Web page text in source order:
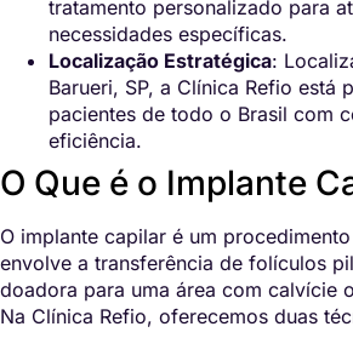
tratamento personalizado para
necessidades específicas.
Localização Estratégica:
Barueri, SP, a Clínica Refio está
pacientes de todo o Brasil com
eficiência.
O Que é o Implante
O implante capilar é um
envolve a transferência de folículos
doadora para uma área com calvície
Na Clínica Refio, oferecemos duas